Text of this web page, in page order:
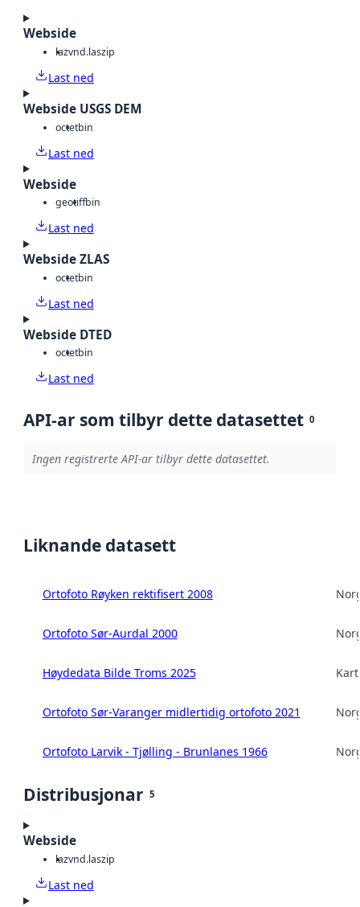
Webside
lazvnd.laszip
Last ned
Webside USGS DEM
octetbin
Last ned
Webside
geotiffbin
Last ned
Webside ZLAS
octetbin
Last ned
Webside DTED
octetbin
Last ned
API-ar som tilbyr dette datasettet 0
Ingen registrerte API-ar tilbyr dette datasettet.
Liknande datasett
Ortofoto Røyken rektifisert 2008
Ortofoto Sør-Aurdal 2000
Høydedata Bilde Troms 2025
Ortofoto Sør-Varanger midlertidig ortofoto 2021
Ortofoto Larvik - Tjølling - Brunlanes 1966
Distribusjonar 5
Webside
lazvnd.laszip
Last ned